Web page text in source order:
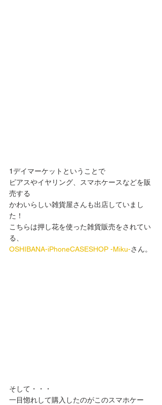
1デイマーケットということで
ピアスやイヤリング、スマホケースなどを販
売する
かわいらしい雑貨屋さんも出店していまし
た！
こちらは押し花を使った雑貨販売をされてい
る、
OSHIBANA-iPhoneCASESHOP -Miku-さん。
そして・・・
一目惚れして購入したのがこのスマホケー